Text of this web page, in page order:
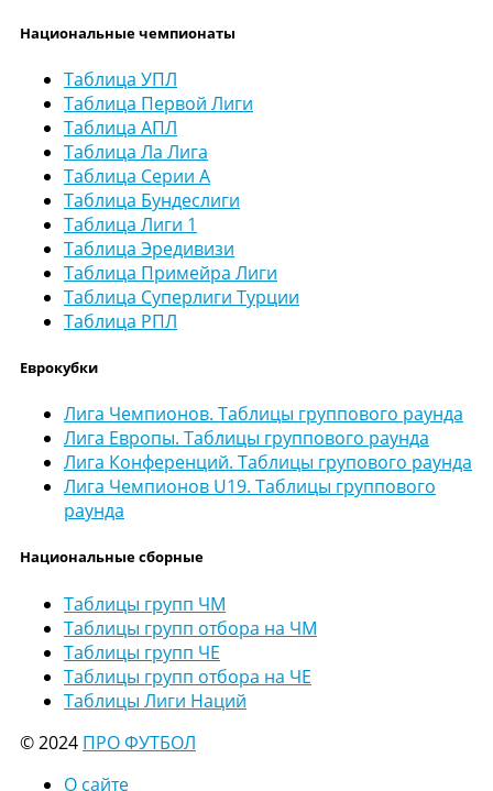
Национальные чемпионаты
Таблица УПЛ
Таблица Первой Лиги
Таблица АПЛ
Таблица Ла Лига
Таблица Серии А
Таблица Бундеслиги
Таблица Лиги 1
Таблица Эредивизи
Таблица Примейра Лиги
Таблица Суперлиги Турции
Таблица РПЛ
Еврокубки
Лига Чемпионов. Таблицы группового раунда
Лига Европы. Таблицы группового раунда
Лига Конференций. Таблицы групового раунда
Лига Чемпионов U19. Таблицы группового
раунда
Национальные сборные
Таблицы групп ЧМ
Таблицы групп отбора на ЧМ
Таблицы групп ЧЕ
Таблицы групп отбора на ЧЕ
Таблицы Лиги Наций
© 2024 ПРО ФУТБОЛ
О сайте